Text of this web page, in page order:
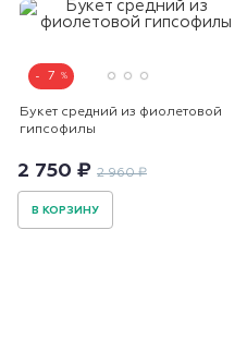
7
Букет средний из фиолетовой
гипсофилы
2 750 ₽ 2 960 ₽
В КОРЗИНУ